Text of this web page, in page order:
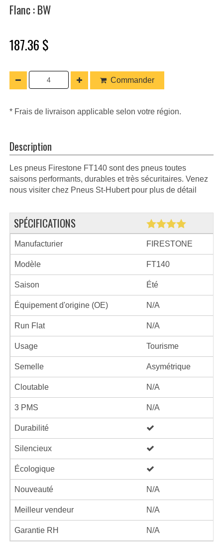
Flanc : BW
187.36 $
Commander
* Frais de livraison applicable selon votre région.
Description
Les pneus Firestone FT140 sont des pneus toutes
saisons performants, durables et très sécuritaires. Venez
nous visiter chez Pneus St-Hubert pour plus de détail
SPÉCIFICATIONS
Manufacturier FIRESTONE
Modèle FT140
Saison Été
Équipement d'origine (OE) N/A
Run Flat N/A
Usage Tourisme
Semelle Asymétrique
Cloutable N/A
3 PMS N/A
Durabilité
Silencieux
Écologique
Nouveauté N/A
Meilleur vendeur N/A
Garantie RH N/A